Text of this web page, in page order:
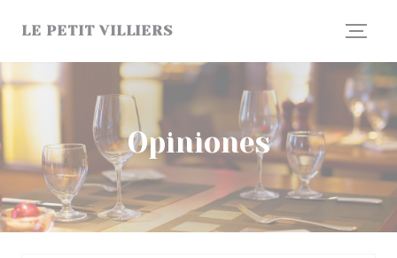
LE PETIT VILLIERS
Opiniones